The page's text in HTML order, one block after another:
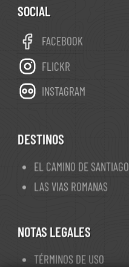
SOCIAL
FACEBOOK
FLICKR
INSTAGRAM
DESTINOS
EL CAMINO DE SANTIAGO
LAS VIAS ROMANAS
NOTAS LEGALES
TÉRMINOS DE USO